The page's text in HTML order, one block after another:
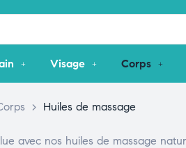
Visage Corps
> Huiles de massage
avec nos huiles de massage